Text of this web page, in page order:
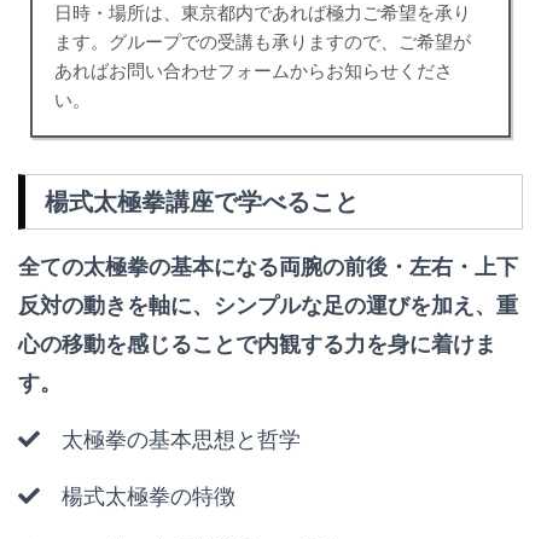
日時・場所は、東京都内であれば極力ご希望を承り
ます。グループでの受講も承りますので、ご希望が
あればお問い合わせフォームからお知らせくださ
い。
楊式太極拳講座で学べること
全ての太極拳の基本になる両腕の前後・左右・上下
反対の動きを軸に、シンプルな足の運びを加え、重
心の移動を感じることで内観する力を身に着けま
す。
太極拳の基本思想と哲学
楊式太極拳の特徴